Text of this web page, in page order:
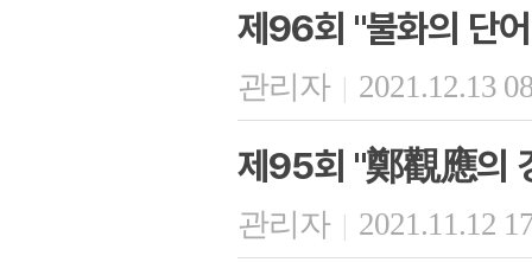
제96회 "불화의 단
관리자 | 2021.12.13
제95회 "鄭觀應의
관리자 | 2021.11.12